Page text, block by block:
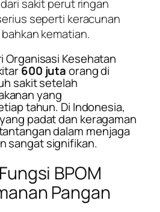
sakit perut ringan
seperti keracunan
kematian.
Organisasi Kesehatan
600 jutaorang di
sakit setelah
yang
tahun. Di Indonesia,
padat dan keragaman
dalam menjaga
sangat signifikan.
BPOM
Pangan